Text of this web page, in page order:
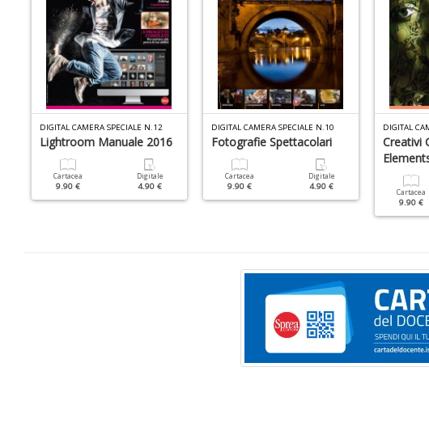
DIGITAL CAMERA SPECIALE N.12
Lightroom Manuale 2016
Cartacea
9.90 €
Digitale
4.90 €
DIGITAL CAMERA SPECIALE N.10
Fotografie Spettacolari
Cartacea
9.90 €
Digitale
4.90 €
DIGITAL
Creativi
Cartacea
9.90 €